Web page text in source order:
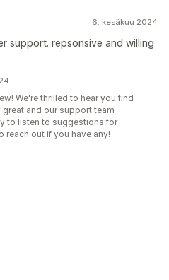
6. kesäkuu 2024
support. repsonsive and willing
We're thrilled to hear you find
and our support team
to listen to suggestions for
reach out if you have any!